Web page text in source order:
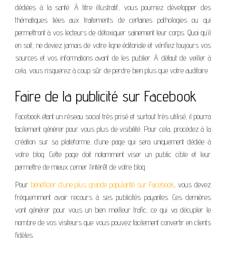
dédiées à la santé. À titre illustratif, vous pourriez développer des
thématiques liées aux traitements de certaines pathologies ou qui
permettront à vos lecteurs de détoxiquer sainement leur corps. Quoi qu’il
en soit, ne deviez jamais de votre ligne éditoriale et vérifiez toujours vos
sources et vos informations avant de les publier. À défaut de veiller à
cela, vous risquerez à coup sûr de perdre bien plus que votre auditoire.
Faire de la publicité sur Facebook
Facebook étant un réseau social très prisé et surtout très utilisé, il pourra
facilement générer pour vous plus de visibilité. Pour cela, procédez à la
création sur sa plateforme, d’une page qui sera uniquement dédiée à
votre blog. Cette page doit notamment viser un public cible et leur
permettre de mieux cerner l’intérêt de votre blog.
Pour bénéficier d’une plus grande popularité sur Facebook, vous devez
fréquemment avoir recours à ses publicités payantes. Ces dernières
vont générer pour vous un bien meilleur trafic, ce qui va décupler le
nombre de vos visiteurs que vous pouvez facilement convertir en clients
fidèles.